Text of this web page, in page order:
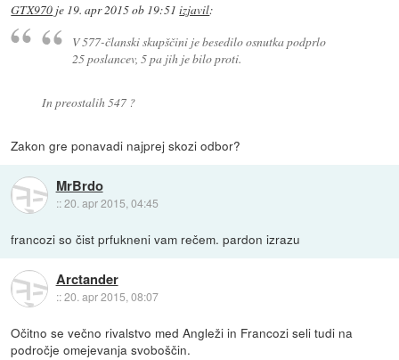
GTX970 je 19. apr 2015 ob 19:51 izjavil:
V 577-članski skupščini je besedilo osnutka podprlo
25 poslancev, 5 pa jih je bilo proti.
In preostalih 547 ?
Zakon gre ponavadi najprej skozi odbor?
MrBrdo
::20. apr 2015, 04:45
francozi so čist prfukneni vam rečem. pardon izrazu
Arctander
::20. apr 2015, 08:07
Očitno se večno rivalstvo med Angleži in Francozi seli tudi na
področje omejevanja svoboščin.